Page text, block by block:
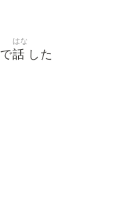
で話
はな
した